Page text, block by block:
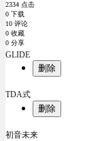
2334 点击
0 下载
10 评论
0 收藏
0 分享
GLIDE
删除
TDA式
删除
初音未来